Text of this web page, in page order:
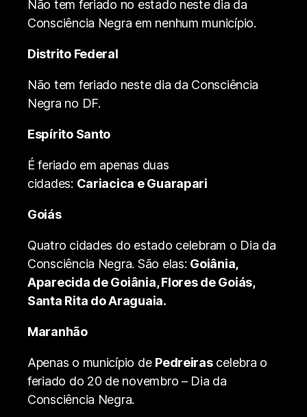
Não tem feriado no estado neste dia da
Consciência Negra em nenhum município.
Distrito Federal
Não tem feriado neste dia da Consciência
Negra no DF.
Espírito Santo
É feriado em apenas duas
cidades: Cariacica e Guarapari
Goiás
Quatro cidades do estado celebram o Dia da
Consciência Negra. São elas: Goiânia,
Aparecida de Goiânia, Flores de Goiás,
Santa Rita do Araguaia.
Maranhão
Apenas o município de Pedreirascelebra o
feriado do 20 de novembro – Dia da
Consciência Negra.